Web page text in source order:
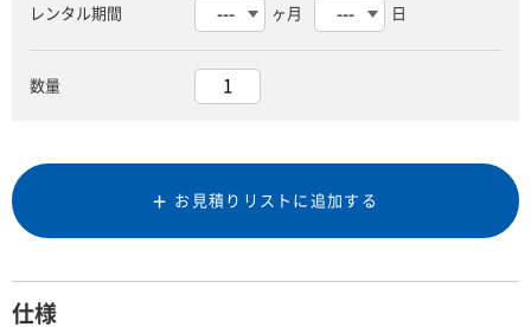
レンタル期間 ヶ月 日
数量
お見積りリストに追加する
仕様